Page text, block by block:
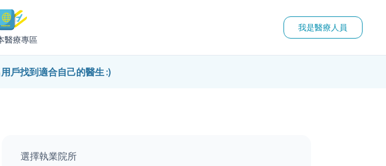
醫療專區
我是醫療人員
戶找到適合自己的醫生 :)
選擇執業院所